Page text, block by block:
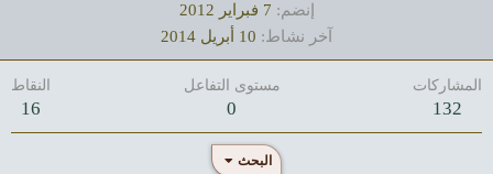
إنضم
7 فبراير 2012
آخر نشاط
10 أبريل 2014
المشاركات
132
مستوى التفاعل
0
النقاط
16
البحث